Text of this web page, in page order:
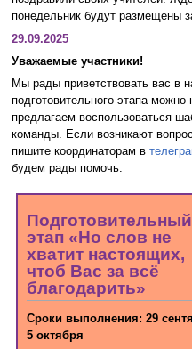
понедельник будут размещены
29.09.2025
Уважаемые участники!
Мы рады приветствовать вас в
подготовительного этапа
предлагаем воспользоваться
команды. Если возникают
пишите координаторам в
будем рады помочь.
Подготовительный
этап «Но слов не
хватит настоящих,
чтоб Вас за всё
благодарить»
Сроки выполнения: 29
5 октября